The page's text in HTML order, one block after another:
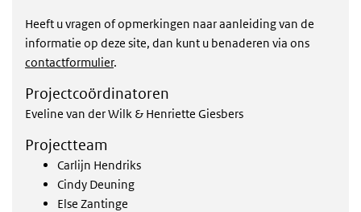
Heeft u vragen of opmerkingen naar aanleiding van de
informatie op deze site, dan kunt u benaderen via ons
contactformulier.
Projectcoördinatoren
Eveline van der Wilk & Henriette Giesbers
Projectteam
Carlijn Hendriks
Cindy Deuning
Else Zantinge